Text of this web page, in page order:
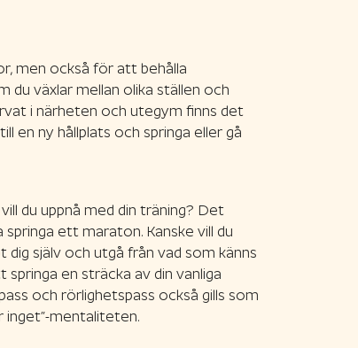
men också för att behålla
växlar mellan olika ställen och
i närheten och utegym finns det
en ny hållplats och springa eller gå
du uppnå med din träning? Det
ett maraton. Kanske vill du
dig själv och utgå från vad som känns
en sträcka av din vanliga
och rörlighetspass också gills som
inget”-mentaliteten.